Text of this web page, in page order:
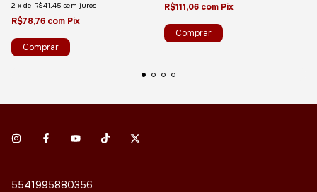
2 x de R$41,45 sem juros
R$78,76 com Pix
R$111,06 com Pix
5541995880356